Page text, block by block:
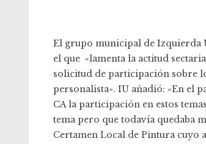
El grupo municipal de Izquierda
el que «lamenta la actitud
solicitud de participación sobre
personalista». IU añadió: «En el
CA la participación en estos
tema pero que todavía quedaba
Certamen Local de Pintura cuyo